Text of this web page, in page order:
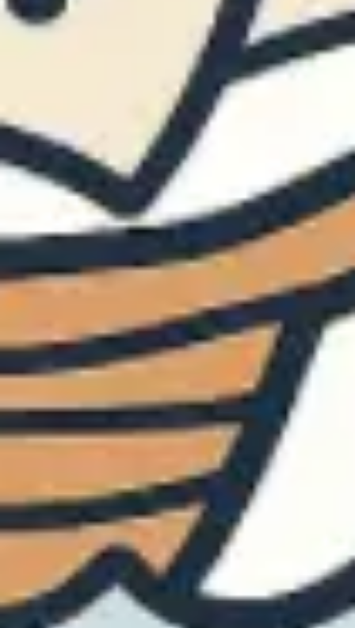
Diagramme & Abbildungen